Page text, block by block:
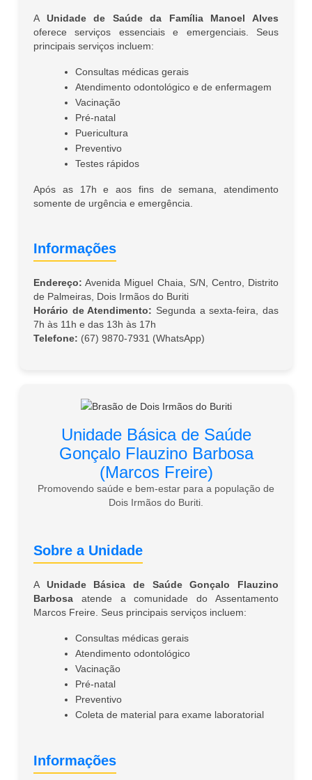
A Unidade de Saúde da Família Manoel Alves
oferece serviços essenciais e emergenciais. Seus
principais serviços incluem:
Consultas médicas gerais
Atendimento odontológico e de enfermagem
Vacinação
Pré-natal
Puericultura
Preventivo
Testes rápidos
Após as 17h e aos fins de semana, atendimento
somente de urgência e emergência.
Informações
Endereço: Avenida Miguel Chaia, S/N, Centro, Distrito
de Palmeiras, Dois Irmãos do Buriti
Horário de Atendimento: Segunda a sexta-feira, das
7h às 11h e das 13h às 17h
Telefone: (67) 9870-7931 (WhatsApp)
Unidade Básica de Saúde
Gonçalo Flauzino Barbosa
(Marcos Freire)
Promovendo saúde e bem-estar para a população de
Dois Irmãos do Buriti.
Sobre a Unidade
A Unidade Básica de Saúde Gonçalo Flauzino
Barbosa atende a comunidade do Assentamento
Marcos Freire. Seus principais serviços incluem:
Consultas médicas gerais
Atendimento odontológico
Vacinação
Pré-natal
Preventivo
Coleta de material para exame laboratorial
Informações